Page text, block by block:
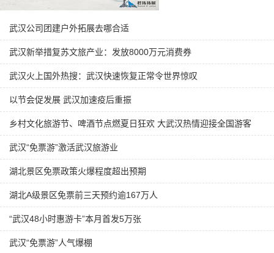
武汉公司团建户外拓展去哪合适
武汉新举措复苏文旅产业：发放8000万元消费券
武汉火上国外热搜：武汉快速恢复正常令世界惊叹
以节会促发展 武汉加速疫后重振
乡村文化旅游节、啤酒节点燃夏日狂欢 大武汉热情迎接全国游客
武汉“免票游”激活武汉旅游业
湖北景区免票政策火爆程度超出预期
湖北A级景区免票前三天预约逾167万人
“武汉48小时惠游卡”本月首发5万张
武汉“免票游”人气爆棚